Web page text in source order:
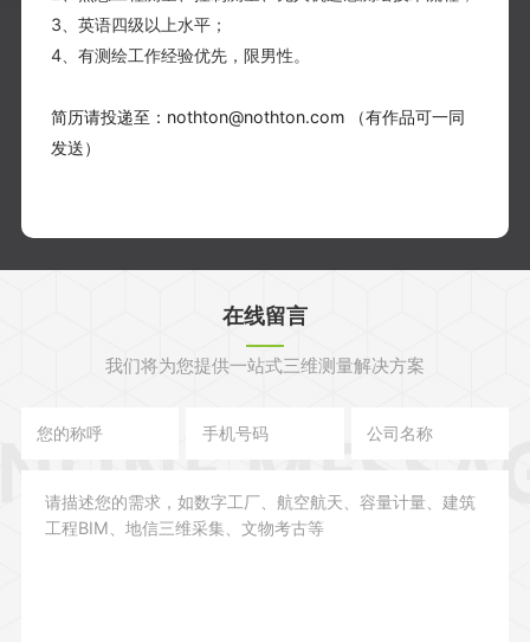
3、英语四级以上水平；
4、有测绘工作经验优先，限男性。
简历请投递至：nothton@nothton.com
（有作品可一同
发送）
在线留言
我们将为您提供一站式三维测量解决方案